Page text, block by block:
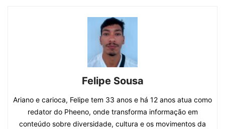
Felipe Sousa
Ariano e carioca, Felipe tem 33 anos e há 12 anos atua como
redator do Pheeno, onde transforma informação em
conteúdo sobre diversidade, cultura e os movimentos da